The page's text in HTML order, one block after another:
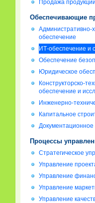
Продажа
Обеспечивающие
Административно-
обеспечение
ИТ-обеспечение и
Обеспечение
Юридическое
Конструкторско-
обеспечение и
Инженерно-
Капитальное
Документационное
Процессы
Стратегическое
Управление
Управление
Управление
Управление